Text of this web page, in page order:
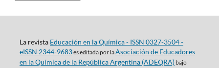
La revista Educación en la Química - ISSN 0327-3504 -
eISSN 2344-9683es editada por laAsociación de Educadores
en la Química de la República Argentina (ADEQRA)bajo